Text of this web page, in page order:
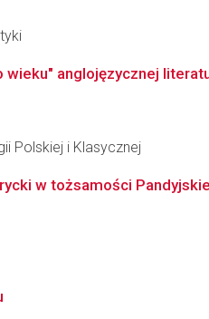
anglojęzycznej
Polskiej i Klasycznej
w tożsamości